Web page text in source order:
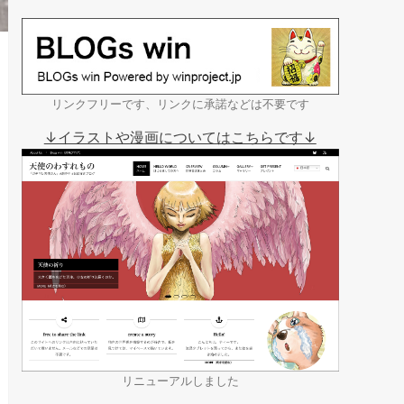
リンクフリーです、リンクに承諾などは不要です
↓イラストや漫画についてはこちらです↓
リニューアルしました